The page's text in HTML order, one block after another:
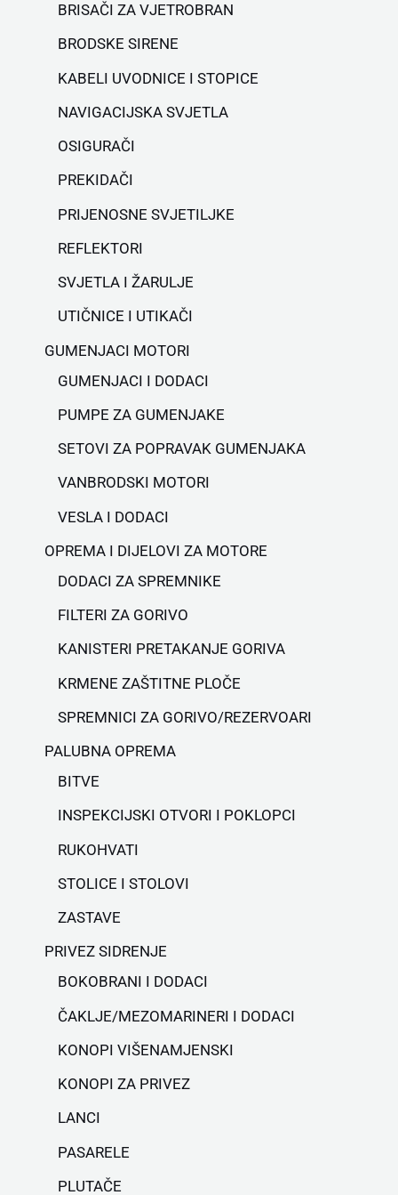
BRISAČI ZA VJETROBRAN
BRODSKE SIRENE
KABELI UVODNICE I STOPICE
NAVIGACIJSKA SVJETLA
OSIGURAČI
PREKIDAČI
PRIJENOSNE SVJETILJKE
REFLEKTORI
SVJETLA I ŽARULJE
UTIČNICE I UTIKAČI
GUMENJACI MOTORI
GUMENJACI I DODACI
PUMPE ZA GUMENJAKE
SETOVI ZA POPRAVAK GUMENJAKA
VANBRODSKI MOTORI
VESLA I DODACI
OPREMA I DIJELOVI ZA MOTORE
DODACI ZA SPREMNIKE
FILTERI ZA GORIVO
KANISTERI PRETAKANJE GORIVA
KRMENE ZAŠTITNE PLOČE
SPREMNICI ZA GORIVO/REZERVOARI
PALUBNA OPREMA
BITVE
INSPEKCIJSKI OTVORI I POKLOPCI
RUKOHVATI
STOLICE I STOLOVI
ZASTAVE
PRIVEZ SIDRENJE
BOKOBRANI I DODACI
ČAKLJE/MEZOMARINERI I DODACI
KONOPI VIŠENAMJENSKI
KONOPI ZA PRIVEZ
LANCI
PASARELE
PLUTAČE